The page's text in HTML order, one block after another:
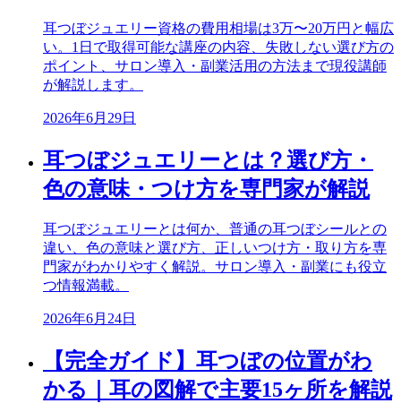
耳つぼジュエリー資格の費用相場は3万〜20万円と幅広
い。1日で取得可能な講座の内容、失敗しない選び方の
ポイント、サロン導入・副業活用の方法まで現役講師
が解説します。
2026年6月29日
耳つぼジュエリーとは？選び方・
色の意味・つけ方を専門家が解説
耳つぼジュエリーとは何か、普通の耳つぼシールとの
違い、色の意味と選び方、正しいつけ方・取り方を専
門家がわかりやすく解説。サロン導入・副業にも役立
つ情報満載。
2026年6月24日
【完全ガイド】耳つぼの位置がわ
かる｜耳の図解で主要15ヶ所を解説